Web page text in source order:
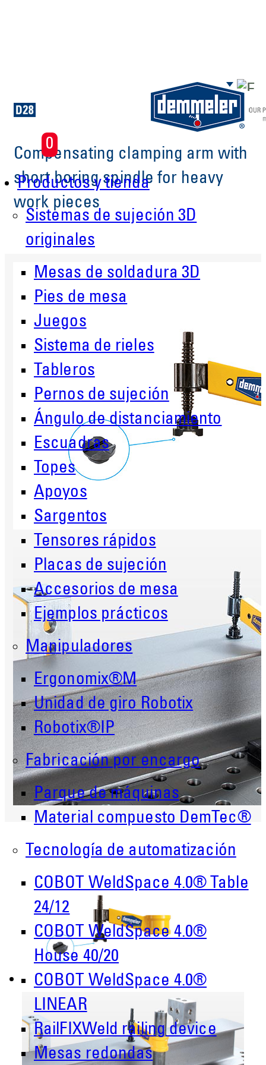
Saltar al contenido principal
0
Productos y tienda
Sistemas de sujeción 3D
originales
Mesas de soldadura 3D
Pies de mesa
Juegos
Sistema de rieles
Tableros
Pernos de sujeción
Ángulo de distanciamiento
Escuadras
Topes
Apoyos
Sargentos
Tensores rápidos
Placas de sujeción
Accesorios de mesa
Ejemplos prácticos
Manipuladores
Ergonomix®M
Unidad de giro Robotix
Robotix®IP
Fabricación por encargo
Parque de máquinas
Material compuesto DemTec®
Tecnología de automatización
COBOT WeldSpace 4.0® Table
24/12
COBOT WeldSpace 4.0®
House 40/20
COBOT WeldSpace 4.0®
LINEAR
RailFIXWeld railing device
Mesas redondas
Compensating clamping arm with
short boring spindle for heavy
work pieces